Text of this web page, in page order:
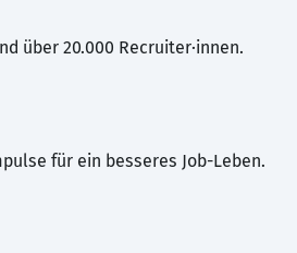
über 20.000 Recruiter·innen.
für ein besseres Job-Leben.